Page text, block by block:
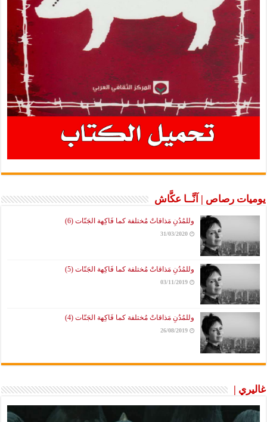
يوميات رصاص | آنَّــا عكَّاش
وللمُدُنِ مَذاقاتٌ مُختلفة كما فَاكِهة الجَنّات (6)
31/03/2020
وللمُدُنِ مَذاقاتٌ مُختلفة كما فَاكِهة الجَنّات (5)
03/11/2019
وللمُدُنِ مَذاقاتٌ مُختلفة كما فَاكِهة الجَنّات (4)
26/08/2019
غاليري |